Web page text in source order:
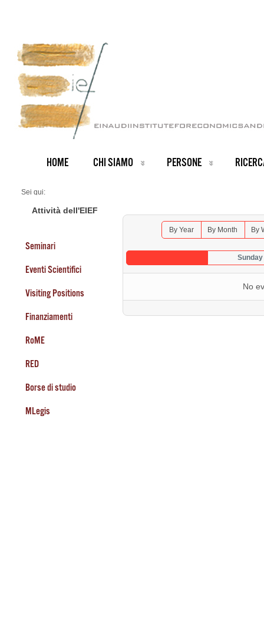
HOME CHI SIAMO PERSONE
Sei qui:
Seminars 2025
Attività dell'EIEF
Seminari
Eventi Scientifici
Visiting Positions
Finanziamenti
RoME
RED
Borse di studio
MLegis
By Year By Month By
No